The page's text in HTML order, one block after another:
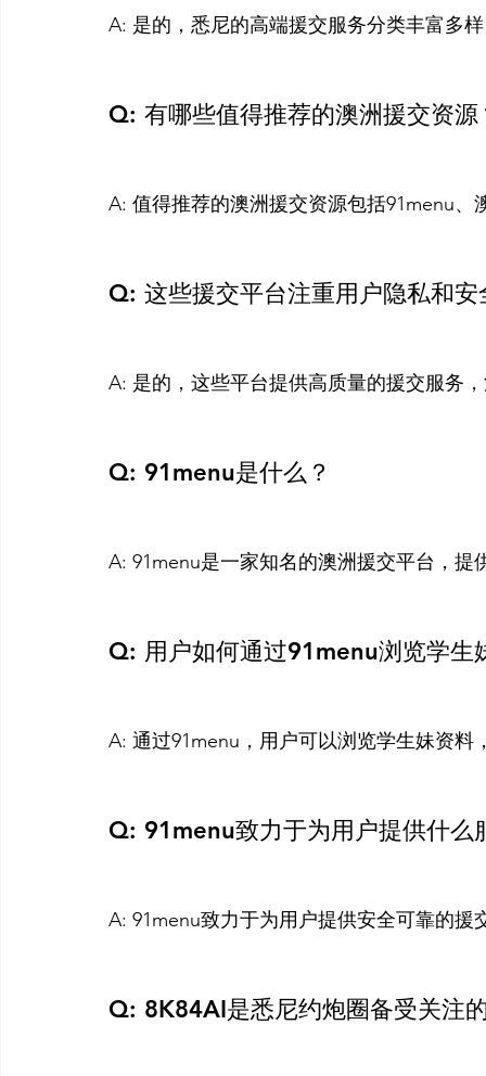
A: 是的，悉尼的高端援交服务分类丰富多
Q: 有哪些值得推荐的澳洲援交资源
A: 值得推荐的澳洲援交资源包括91menu
Q: 这些援交平台注重用户隐私和安
A: 是的，这些平台提供高质量的援交服务
Q: 91menu是什么？
A: 91menu是一家知名的澳洲援交平台，提
Q: 用户如何通过91menu浏览学生
A: 通过91menu，用户可以浏览学生妹资料
Q: 91menu致力于为用户提供什么
A: 91menu致力于为用户提供安全可靠的援
Q: 8K84AI是悉尼约炮圈备受关注